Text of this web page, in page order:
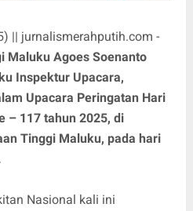
|| jurnalismerahputih.com -
Maluku Agoes Soenanto
Inspektur Upacara,
Upacara Peringatan Hari
– 117 tahun 2025, di
Tinggi Maluku, pada hari
Nasional kali ini